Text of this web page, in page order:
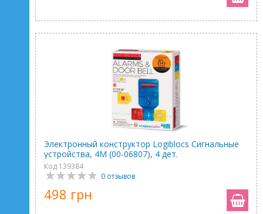
Электронный конструктор Logiblocs Сигнальные
устройства, 4M (00-06807), 4 дет.
Код 139384
0 отзывов
498 грн